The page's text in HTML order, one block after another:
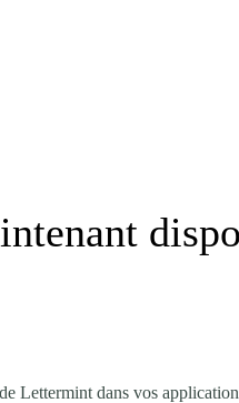
Lettermint dans vos